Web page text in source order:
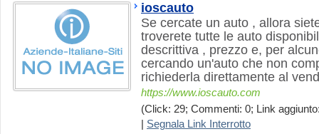
ioscauto
Se cercate un auto , allora
troverete tutte le auto
descrittiva , prezzo e, per
cercando un'auto che non
richiederla direttamente al
https://www.ioscauto.com
(Click: 29; Commenti: 0; Link
Segnala Link Interrotto